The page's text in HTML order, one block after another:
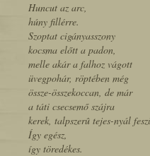
Huncut az arc,
húny fillérre.
Szoptat cigányasszony
kocsma előtt a padon,
melle akár a falhoz vágott
üvegpohár, röptében még
össze-összekoccan, de már
a táti csecsemő szájra
kerek, talpszerû tejes-nyál
Így egész,
így töredékes.